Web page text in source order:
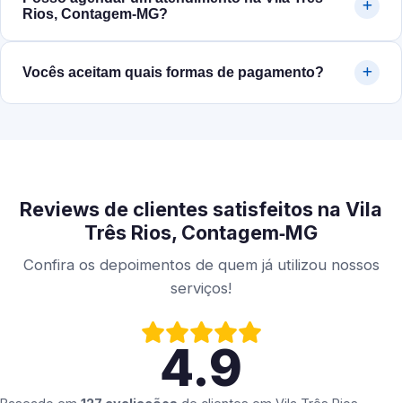
Rios, Contagem‑MG?
Vocês aceitam quais formas de pagamento?
Reviews de clientes satisfeitos na Vila
Três Rios, Contagem‑MG
Confira os depoimentos de quem já utilizou nossos
serviços!
4.9